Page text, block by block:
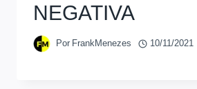
NEGATIVA
Por FrankMenezes 10/11/2021